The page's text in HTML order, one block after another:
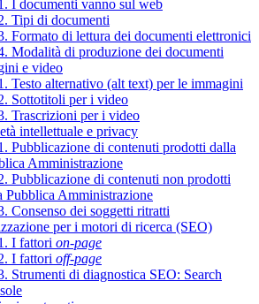
I documenti vanno sul web
Tipi di documenti
Formato di lettura dei documenti elettronici
Modalità di produzione dei documenti
e video
Testo alternativo (alt text) per le immagini
Sottotitoli per i video
Trascrizioni per i video
intellettuale e privacy
Pubblicazione di contenuti prodotti dalla
Amministrazione
Pubblicazione di contenuti non prodotti
Pubblica Amministrazione
Consenso dei soggetti ritratti
per i motori di ricerca (SEO)
I fattori on-page
I fattori off-page
Strumenti di diagnostica SEO: Search